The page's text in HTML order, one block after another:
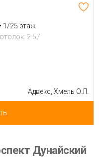
• 1/25 этаж
2.57
Адвекс, Хмель О.Л.
Дунайский